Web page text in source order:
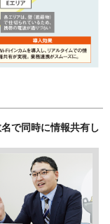
で同時に情報共有し